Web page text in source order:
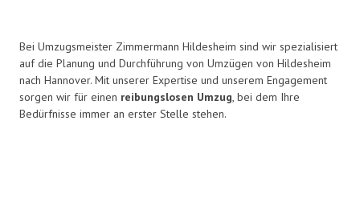
Bei Umzugsmeister Zimmermann Hildesheim sind wir spezialisiert
auf die Planung und Durchführung von Umzügen von Hildesheim
nach Hannover. Mit unserer Expertise und unserem Engagement
sorgen wir für einen reibungslosen Umzug, bei dem Ihre
Bedürfnisse immer an erster Stelle stehen.